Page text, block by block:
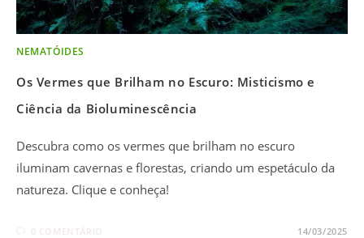
NEMATÓIDES
Os Vermes que Brilham no Escuro: Misticismo e
Ciência da Bioluminescência
Descubra como os vermes que brilham no escuro
iluminam cavernas e florestas, criando um espetáculo da
natureza. Clique e conheça!
14/03/2025